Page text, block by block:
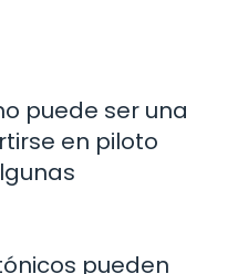
puede ser una
en piloto
pueden